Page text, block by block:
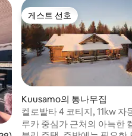
게스트 선호
게스트 선호
Kuusamo의 통나무집
켈로발타 4 코티지, 11kw 자
함
루카 중심가 근처의 아늑한